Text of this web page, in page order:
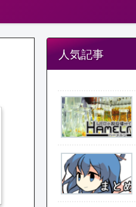
人気記事